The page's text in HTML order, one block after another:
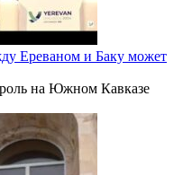
Ереваном и Баку может
на Южном Кавказе